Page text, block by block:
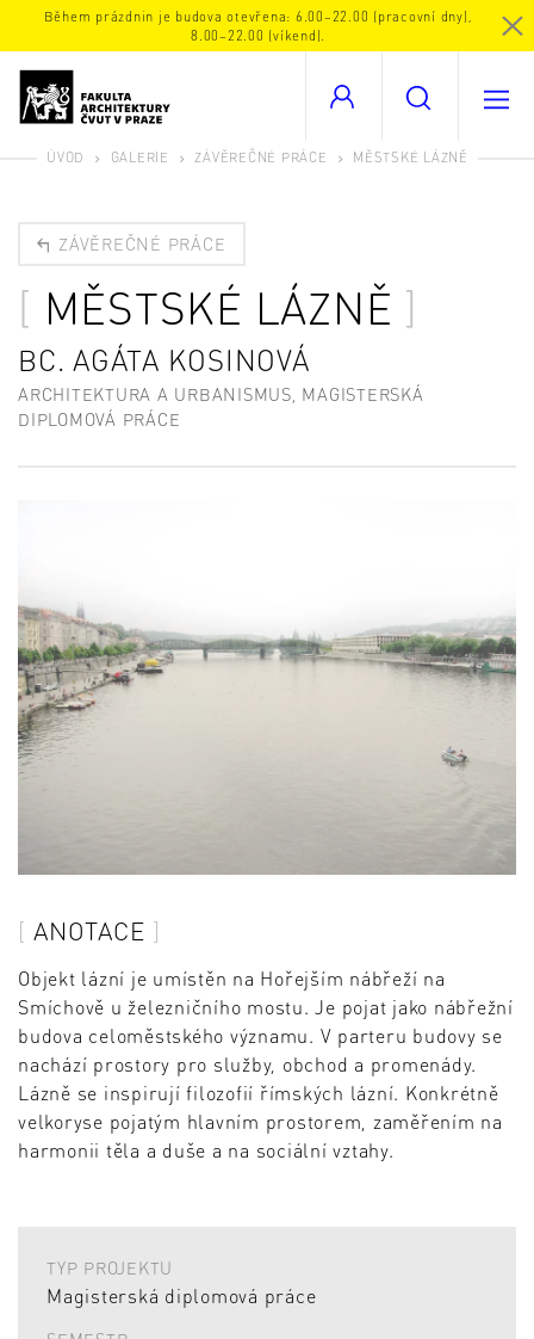
Během prázdnin je budova otevřena: 6.00–22.00 (pracovní dny),
8.00–22.00 (víkend).
ÚVOD GALERIE ZÁVĚREČNÉ PRÁCE MĚSTSKÉ LÁZNĚ
ZÁVĚREČNÉ PRÁCE
MĚSTSKÉ LÁZNĚ
BC. AGÁTA KOSINOVÁ
ARCHITEKTURA A URBANISMUS, MAGISTERSKÁ
DIPLOMOVÁ PRÁCE
ANOTACE
Objekt lázní je umístěn na Hořejším nábřeží na
Smíchově u železničního mostu. Je pojat jako nábřežní
budova celoměstského významu. V parteru budovy se
nachází prostory pro služby, obchod a promenády.
Lázně se inspirují filozofií římských lázní. Konkrétně
velkoryse pojatým hlavním prostorem, zaměřením na
harmonii těla a duše a na sociální vztahy.
TYP PROJEKTU
Magisterská diplomová práce